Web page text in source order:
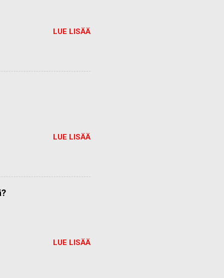
LUE LISÄÄ
LUE LISÄÄ
LUE LISÄÄ